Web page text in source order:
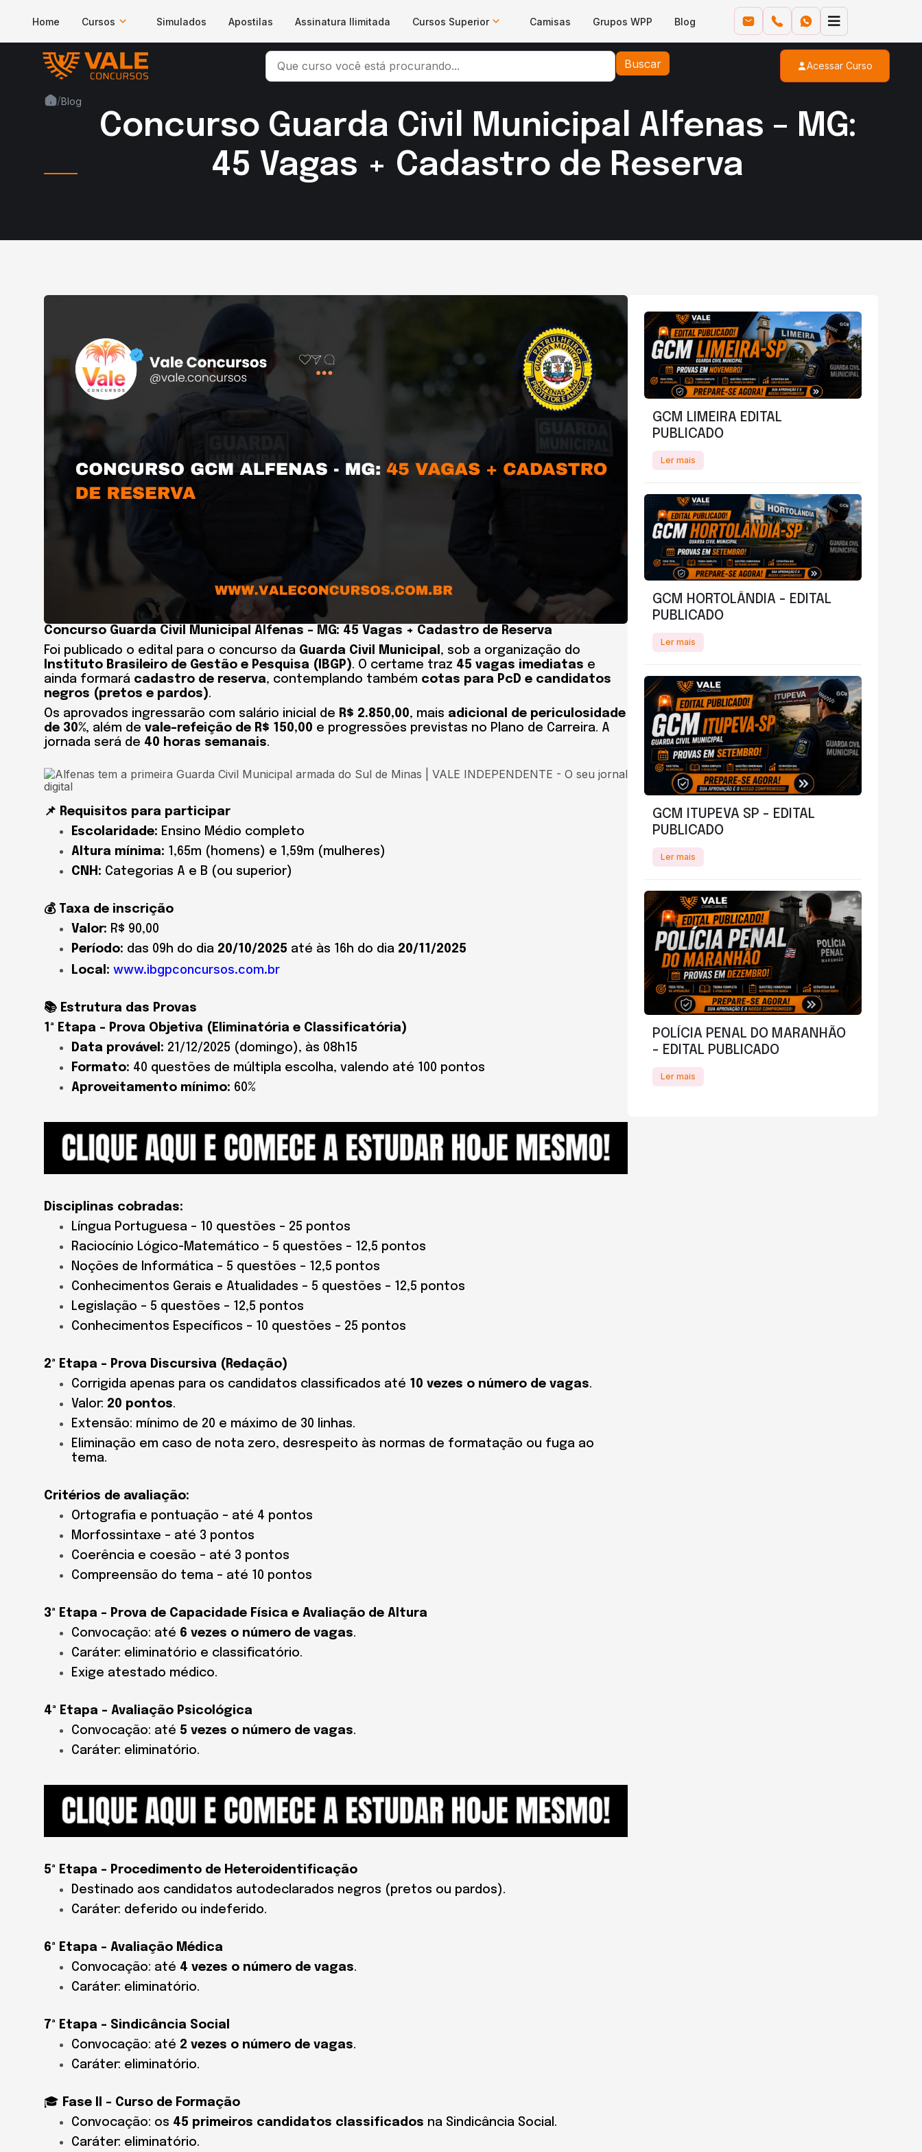
Home Cursos Simulados Apostilas Assinatura Ilimitada Cursos Superior Camisas Grupos WPP Blog
Buscar Acessar Curso
/Blog
Concurso Guarda Civil Municipal Alfenas – MG:
45 Vagas + Cadastro de Reserva
Concurso Guarda Civil Municipal Alfenas – MG: 45 Vagas + Cadastro de Reserva
Foi publicado o edital para o concurso da Guarda Civil Municipal , sob a organização do
Instituto Brasileiro de Gestão e Pesquisa (IBGP). O certame traz 45 vagas imediatas e
ainda formará cadastro de reserva, contemplando também cotas para PcD e candidatos
negros (pretos e pardos).
Os aprovados ingressarão com salário inicial de R$ 2.850,00, mais adicional de periculosidade
de 30%, além de vale-refeição de R$ 150,00 e progressões previstas no Plano de Carreira. A
jornada será de 40 horas semanais.
📌 Requisitos para participar
Escolaridade: Ensino Médio completo
Altura mínima: 1,65m (homens) e 1,59m (mulheres)
CNH: Categorias A e B (ou superior)
💰 Taxa de inscrição
Valor: R$ 90,00
Período: das 09h do dia 20/10/2025 até às 16h do dia 20/11/2025
Local: www.ibgpconcursos.com.br
📚 Estrutura das Provas
1ª Etapa – Prova Objetiva (Eliminatória e Classificatória)
Data provável: 21/12/2025 (domingo), às 08h15
Formato: 40 questões de múltipla escolha, valendo até 100 pontos
Aproveitamento mínimo: 60%
Disciplinas cobradas:
Língua Portuguesa – 10 questões – 25 pontos
Raciocínio Lógico-Matemático – 5 questões – 12,5 pontos
Noções de Informática – 5 questões – 12,5 pontos
Conhecimentos Gerais e Atualidades – 5 questões – 12,5 pontos
Legislação – 5 questões – 12,5 pontos
Conhecimentos Específicos – 10 questões – 25 pontos
2ª Etapa – Prova Discursiva (Redação)
Corrigida apenas para os candidatos classificados até 10 vezes o número de vagas.
Valor: 20 pontos.
Extensão: mínimo de 20 e máximo de 30 linhas.
Eliminação em caso de nota zero, desrespeito às normas de formatação ou fuga ao
tema.
Critérios de avaliação:
Ortografia e pontuação – até 4 pontos
Morfossintaxe – até 3 pontos
Coerência e coesão – até 3 pontos
Compreensão do tema – até 10 pontos
3ª Etapa – Prova de Capacidade Física e Avaliação de Altura
Convocação: até 6 vezes o número de vagas.
Caráter: eliminatório e classificatório.
Exige atestado médico.
4ª Etapa – Avaliação Psicológica
Convocação: até 5 vezes o número de vagas.
Caráter: eliminatório.
5ª Etapa – Procedimento de Heteroidentificação
Destinado aos candidatos autodeclarados negros (pretos ou pardos).
Caráter: deferido ou indeferido.
6ª Etapa – Avaliação Médica
Convocação: até 4 vezes o número de vagas.
Caráter: eliminatório.
7ª Etapa – Sindicância Social
Convocação: até 2 vezes o número de vagas.
Caráter: eliminatório.
🎓 Fase II – Curso de Formação
Convocação: os 45 primeiros candidatos classificados na Sindicância Social.
Caráter: eliminatório.
GCM LIMEIRA EDITAL
PUBLICADO
Ler mais
GCM HORTOLÂNDIA - EDITAL
PUBLICADO
Ler mais
GCM ITUPEVA SP - EDITAL
PUBLICADO
Ler mais
POLÍCIA PENAL DO MARANHÃO
- EDITAL PUBLICADO
Ler mais